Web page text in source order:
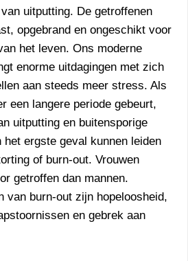
uitputting. De getroffenen
opgebrand en ongeschikt voor
het leven. Ons moderne
enorme uitdagingen met zich
aan steeds meer stress. Als
een langere periode gebeurt,
uitputting en buitensporige
het ergste geval kunnen leiden
of burn-out. Vrouwen
getroffen dan mannen.
van burn-out zijn hopeloosheid,
en gebrek aan